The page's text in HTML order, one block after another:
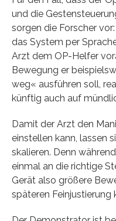
und die
sorgen die Forscher
das System per
Arzt dem OP-Helfer
Bewegung er
weg« ausführen soll,
künftig auch auf
Damit der Arzt den
einstellen kann, lassen
skalieren. Denn
einmal an die richtige
Gerät also größere
späteren